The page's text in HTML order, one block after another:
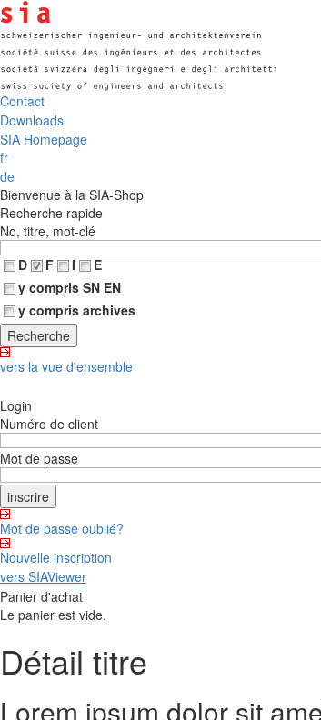
Contact
Downloads
SIA Homepage
fr
de
Bienvenue à la SIA-Shop
Recherche rapide
No, titre, mot-clé
D
F I
E
y compris SN EN
y compris archives
vers la vue d'ensemble
Login
Numéro de client
Mot de passe
Mot de passe oublié?
Nouvelle inscription
vers SIAViewer
Panier d'achat
Le panier est vide.
Détail titre
Lorem ipsum dolor sit